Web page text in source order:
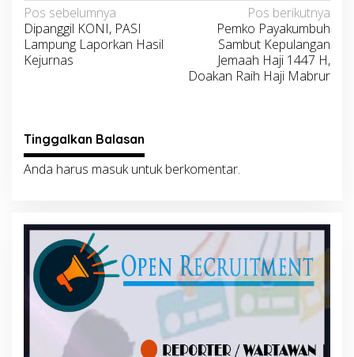
Navigasi
pos
Pos sebelumnya
Dipanggil KONI, PASI
Lampung Laporkan Hasil
Kejurnas
Pos berikutnya
Pemko Payakumbuh
Sambut Kepulangan
Jemaah Haji 1447 H,
Doakan Raih Haji Mabrur
Tinggalkan Balasan
Anda harus masukuntuk berkomentar.